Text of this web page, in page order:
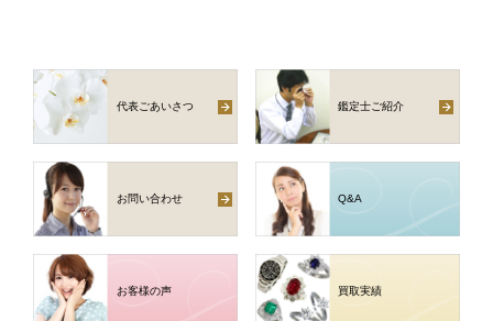
代表ごあいさつ 鑑定士ご紹介
お問い合わせ Q&A
お客様の声 買取実績